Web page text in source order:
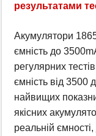
результатами
Акумулятори
ємність до
регулярних
ємність від 3500
найвищих
якісних
реальній